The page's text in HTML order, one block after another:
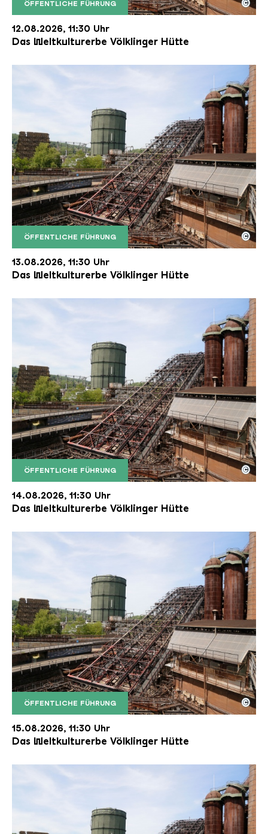
ÖFFENTLICHE FÜHRUNG
Der Erzschrägaufzug der Völklinger Hütte mit
Copyright: Weltkulturerbe Völklinger Hütte | Karl
©
12.08.2026, 11:30 Uhr
Das Weltkulturerbe Völklinger Hütte
ÖFFENTLICHE FÜHRUNG
Der Erzschrägaufzug der Völklinger Hütte mit
Copyright: Weltkulturerbe Völklinger Hütte | Karl
©
13.08.2026, 11:30 Uhr
Das Weltkulturerbe Völklinger Hütte
ÖFFENTLICHE FÜHRUNG
Der Erzschrägaufzug der Völklinger Hütte mit
Copyright: Weltkulturerbe Völklinger Hütte | Karl
©
14.08.2026, 11:30 Uhr
Das Weltkulturerbe Völklinger Hütte
ÖFFENTLICHE FÜHRUNG
Der Erzschrägaufzug der Völklinger Hütte mit
Copyright: Weltkulturerbe Völklinger Hütte | Karl
©
15.08.2026, 11:30 Uhr
Das Weltkulturerbe Völklinger Hütte